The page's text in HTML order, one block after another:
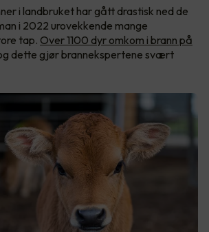
i landbruket har gått drastisk ned de
i 2022 urovekkende mange
tap. Over 1100 dyr omkom i brann på
dette gjør brannekspertene svært